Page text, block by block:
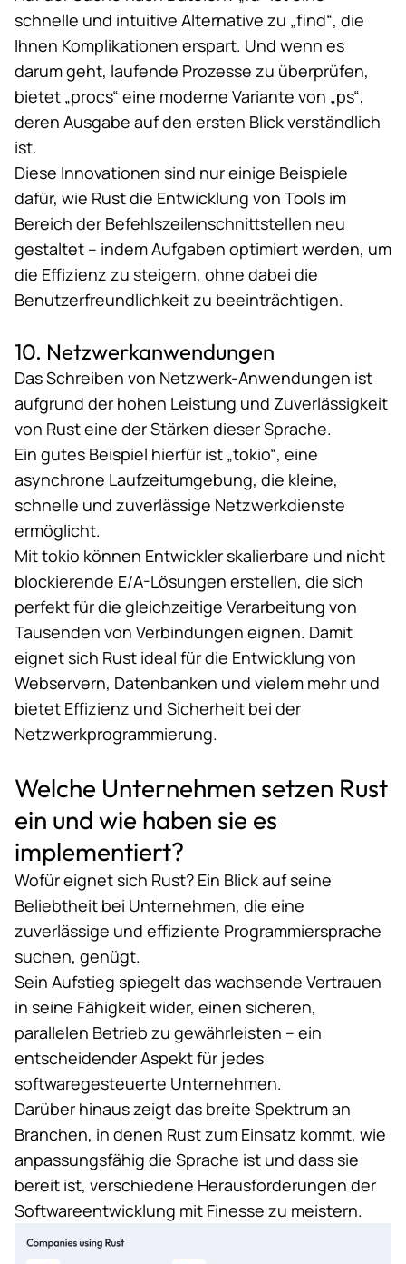
schnelle und intuitive Alternative zu „find“, die
Ihnen Komplikationen erspart. Und wenn es
darum geht, laufende Prozesse zu überprüfen,
bietet „procs“ eine moderne Variante von „ps“,
deren Ausgabe auf den ersten Blick verständlich
ist.
Diese Innovationen sind nur einige Beispiele
dafür, wie Rust die Entwicklung von Tools im
Bereich der Befehlszeilenschnittstellen neu
gestaltet – indem Aufgaben optimiert werden, um
die Effizienz zu steigern, ohne dabei die
Benutzerfreundlichkeit zu beeinträchtigen​​​.
10. Netzwerkanwendungen
Das Schreiben von Netzwerk-Anwendungen ist
aufgrund der hohen Leistung und Zuverlässigkeit
von Rust eine der Stärken dieser Sprache.
Ein gutes Beispiel hierfür ist „tokio“, eine
asynchrone Laufzeitumgebung, die kleine,
schnelle und zuverlässige Netzwerkdienste
ermöglicht.
Mit tokio können Entwickler skalierbare und nicht
blockierende E/A-Lösungen erstellen, die sich
perfekt für die gleichzeitige Verarbeitung von
Tausenden von Verbindungen eignen. Damit
eignet sich Rust ideal für die Entwicklung von
Webservern, Datenbanken und vielem mehr und
bietet Effizienz und Sicherheit bei der
Netzwerkprogrammierung.
Welche Unternehmen setzen Rust
ein und wie haben sie es
implementiert?
Wofür eignet sich Rust? Ein Blick auf seine
Beliebtheit bei Unternehmen, die eine
zuverlässige und effiziente Programmiersprache
suchen, genügt.
Sein Aufstieg spiegelt das wachsende Vertrauen
in seine Fähigkeit wider, einen sicheren,
parallelen Betrieb zu gewährleisten – ein
entscheidender Aspekt für jedes
softwaregesteuerte Unternehmen.
Darüber hinaus zeigt das breite Spektrum an
Branchen, in denen Rust zum Einsatz kommt, wie
anpassungsfähig die Sprache ist und dass sie
bereit ist, verschiedene Herausforderungen der
Softwareentwicklung mit Finesse zu meistern.